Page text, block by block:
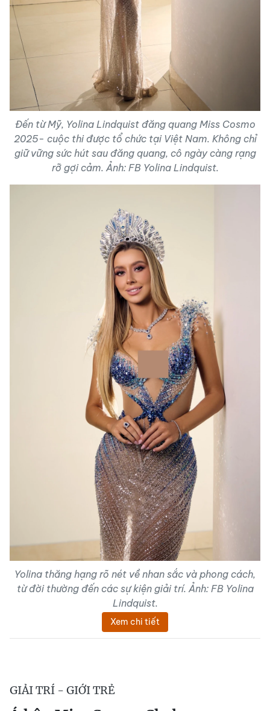
Đến từ Mỹ, Yolina Lindquist đăng quang Miss Cosmo
2025- cuộc thi được tổ chức tại Việt Nam. Không chỉ
giữ vững sức hút sau đăng quang, cô ngày càng rạng
rỡ gợi cảm. Ảnh: FB Yolina Lindquist.
Yolina thăng hạng rõ nét về nhan sắc và phong cách,
từ đời thường đến các sự kiện giải trí. Ảnh: FB Yolina
Lindquist.
Xem chi tiết
GIẢI TRÍ - GIỚI TRẺ